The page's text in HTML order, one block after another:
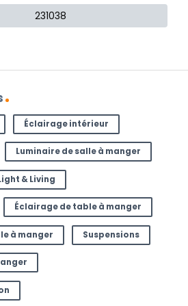
231038
Éclairage intérieur
Luminaire de salle à manger
& Living
Éclairage de table à manger
à manger Suspensions